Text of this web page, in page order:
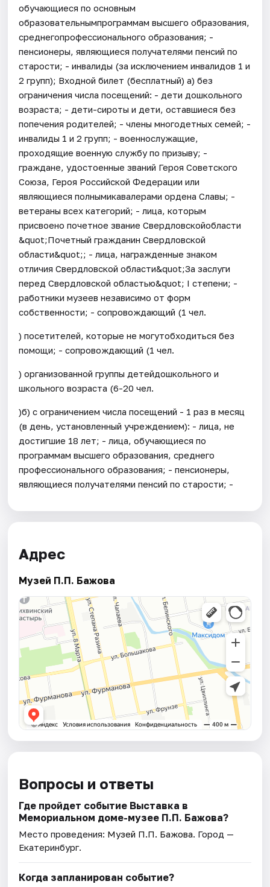
обучающиеся по основным
образовательнымпрограммам высшего образования,
среднегопрофессионального образования; -
пенсионеры, являющиеся получателями пенсий по
старости; - инвалиды (за исключением инвалидов 1 и
2 групп); Входной билет (бесплатный) а) без
ограничения числа посещений: - дети дошкольного
возраста; - дети-сироты и дети, оставшиеся без
попечения родителей; - члены многодетных семей; -
инвалиды 1 и 2 групп; - военнослужащие,
проходящие военную службу по призыву; -
граждане, удостоенные званий Героя Советского
Союза, Героя Российской Федерации или
являющиеся полнымикавалерами ордена Славы; -
ветераны всех категорий; - лица, которым
присвоено почетное звание Свердловскойобласти
&quot;Почетный гражданин Свердловской
области&quot;; - лица, награжденные знаком
отличия Свердловской области&quot;За заслуги
перед Свердловской областью&quot; I степени; -
работники музеев независимо от форм
собственности; - сопровождающий (1 чел.
) посетителей, которые не могутобходиться без
помощи; - сопровождающий (1 чел.
) организованной группы детейдошкольного и
школьного возраста (6-20 чел.
)б) с ограничением числа посещений - 1 раз в месяц
(в день, установленный учреждением): - лица, не
достигшие 18 лет; - лица, обучающиеся по
программам высшего образования, среднего
профессионального образования; - пенсионеры,
являющиеся получателями пенсий по старости; -
Адрес
Музей П.П. Бажова
Вопросы и ответы
Где пройдет событие Выставка в
Мемориальном доме-музее П.П. Бажова?
Место проведения: Музей П.П. Бажова. Город —
Екатеринбург.
Когда запланирован событие?